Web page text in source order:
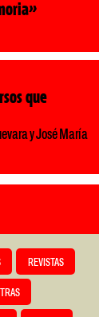
que
y José María
REVISTAS